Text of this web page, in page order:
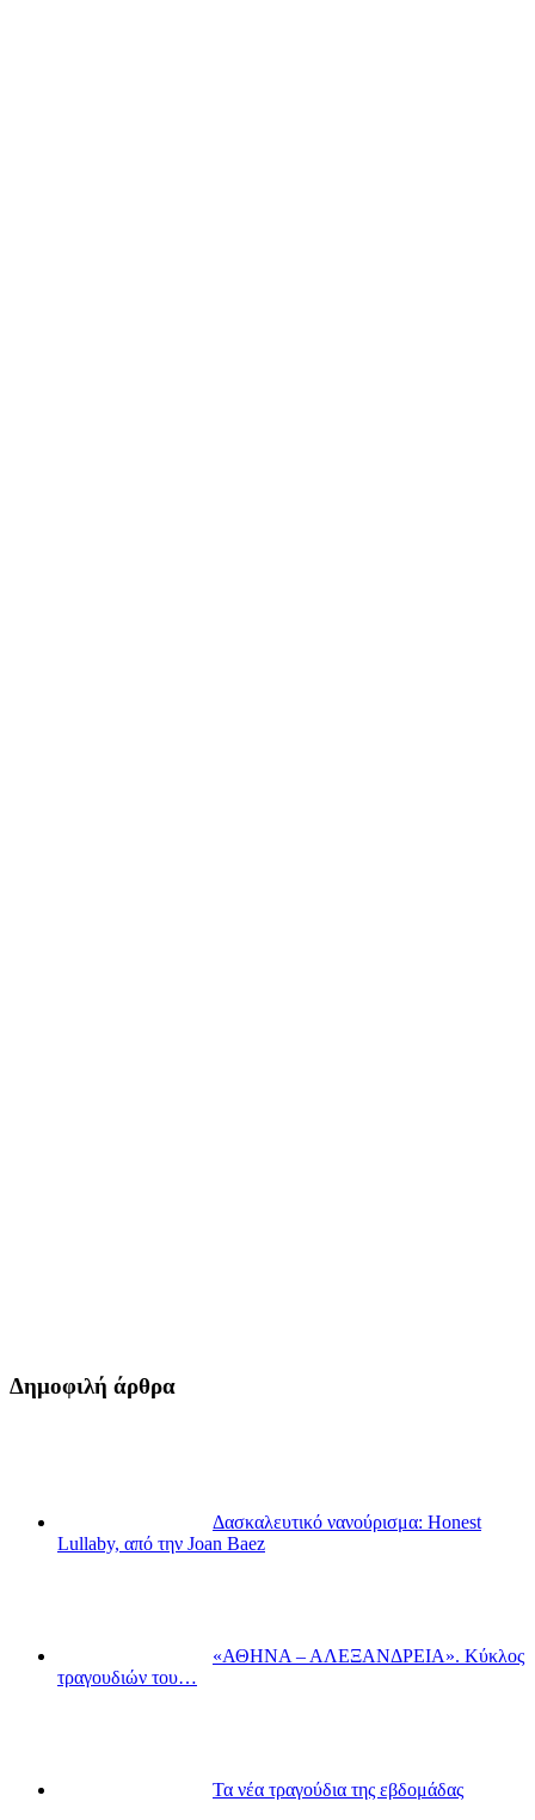
Δημοφιλή άρθρα
Δασκαλευτικό νανούρισμα: Honest
Lullaby, από την Joan Baez
«ΑΘΗΝΑ – ΑΛΕΞΑΝΔΡΕΙΑ». Κύκλος
τραγουδιών του…
Τα νέα τραγούδια της εβδομάδας